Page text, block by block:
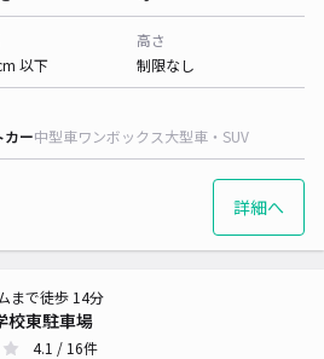
以下
高さ
制限なし
カー中型車ワンボックス大型車・SUV
詳細へ
校東駐車場
まで徒歩 14分
4.1 / 16件